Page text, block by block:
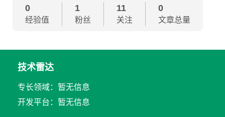
0
经验值
1
粉丝
11
关注
0
文章总量
技术雷达
专长领域：暂无信息
开发平台：暂无信息